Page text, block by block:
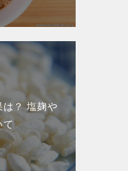
は？ 塩麹や
て